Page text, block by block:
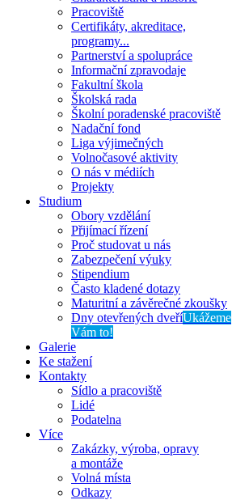
Pracoviště
Certifikáty, akreditace,
programy...
Partnerství a spolupráce
Informační zpravodaje
Fakultní škola
Školská rada
Školní poradenské pracoviště
Nadační fond
Liga výjimečných
Volnočasové aktivity
O nás v médiích
Projekty
Studium
Obory vzdělání
Přijímací řízení
Proč studovat u nás
Zabezpečení výuky
Stipendium
Často kladené dotazy
Maturitní a závěrečné zkoušky
Dny otevřených dveříUkážeme
Vám to!
Galerie
Ke stažení
Kontakty
Sídlo a pracoviště
Lidé
Podatelna
Více
Zakázky, výroba, opravy
a montáže
Volná místa
Odkazy